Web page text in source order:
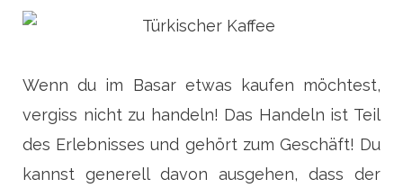
Wenn du im Basar etwas kaufen möchtest,
vergiss nicht zu handeln! Das Handeln ist Teil
des Erlebnisses und gehört zum Geschäft! Du
kannst generell davon ausgehen, dass der